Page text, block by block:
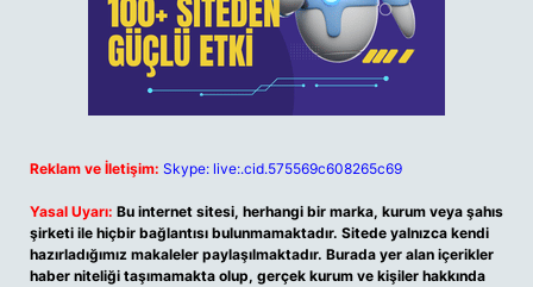
Reklam ve İletişim: Skype: live:.cid.575569c608265c69
Yasal Uyarı: Bu internet sitesi, herhangi bir marka, kurum veya şahıs
şirketi ile hiçbir bağlantısı bulunmamaktadır. Sitede yalnızca kendi
hazırladığımız makaleler paylaşılmaktadır. Burada yer alan içerikler
haber niteliği taşımamakta olup, gerçek kurum ve kişiler hakkında